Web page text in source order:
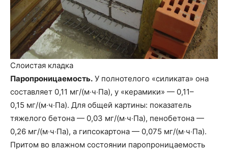
Слоистая кладка
Паропроницаемость. У полнотелого «силиката» она
составляет 0,11 мг/(м‧ч‧Па), у «керамики» — 0,11–
0,15 мг/(м‧ч‧Па). Для общей картины: показатель
тяжелого бетона — 0,03 мг/(м‧ч‧Па), пенобетона —
0,26 мг/(м‧ч‧Па), а гипсокартона — 0,075 мг/(м‧ч‧Па).
Притом во влажном состоянии паропроницаемость